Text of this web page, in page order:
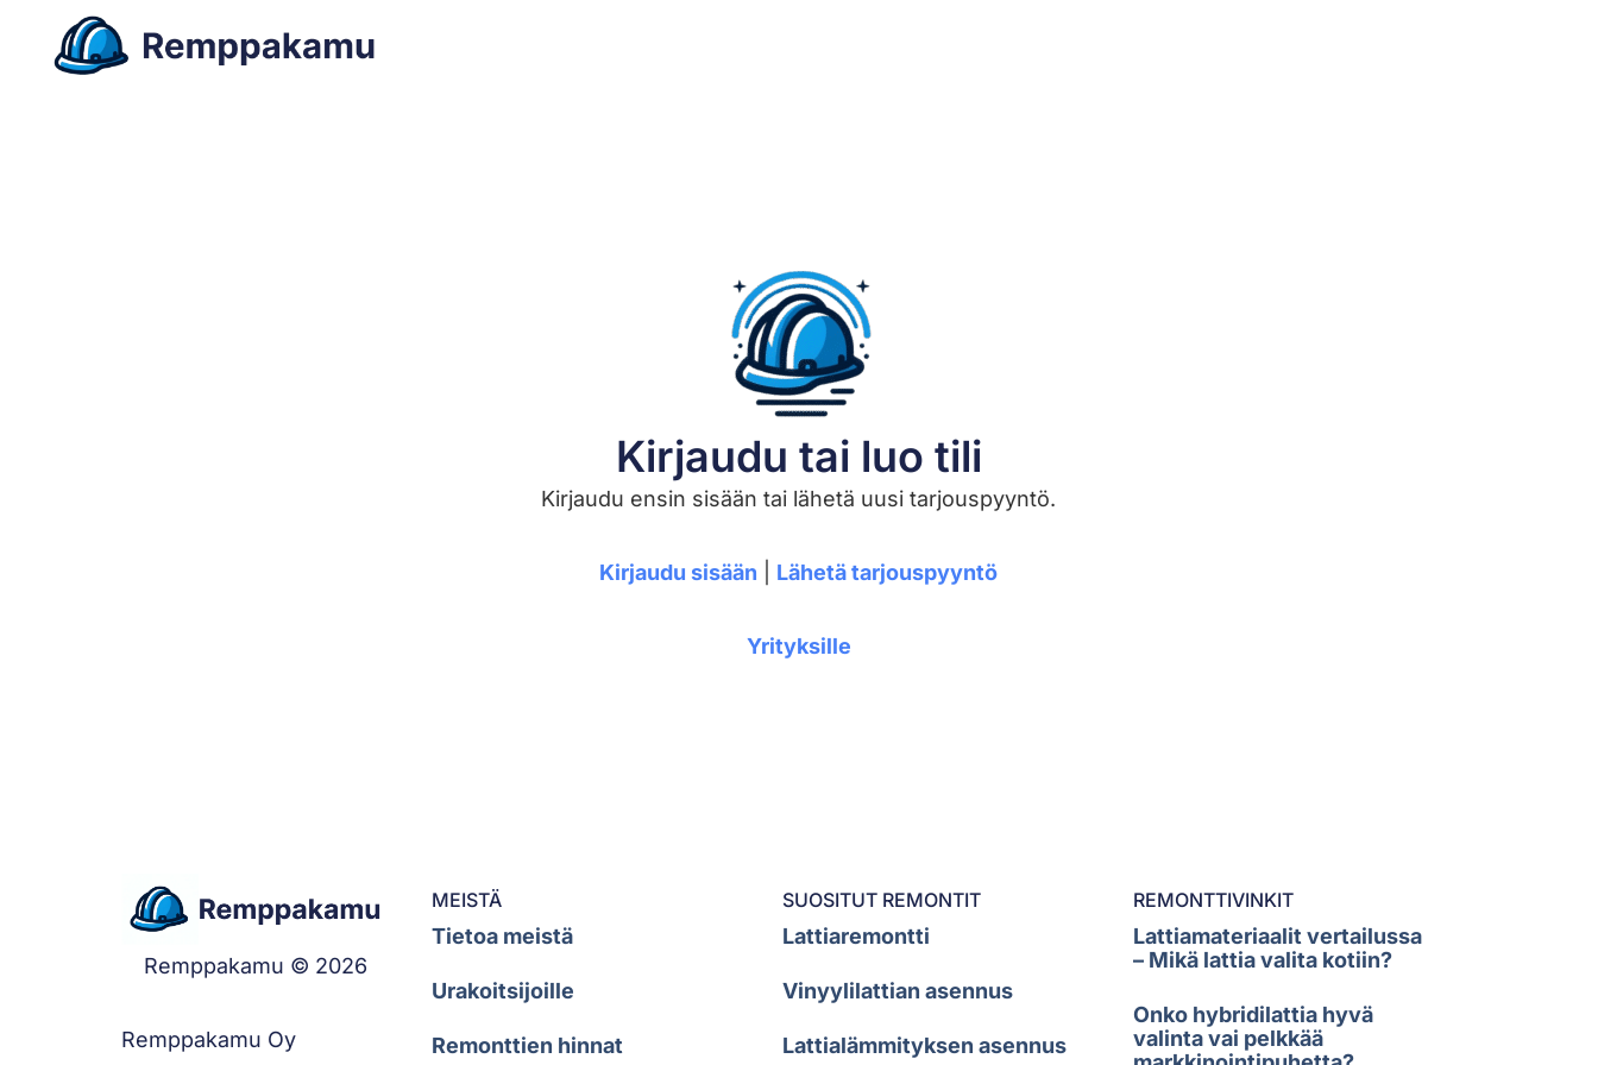
Kirjaudu tai luo tili
Kirjaudu ensin sisään tai lähetä uusi tarjouspyyntö.
Kirjaudu sisään Lähetä tarjouspyyntö
Yrityksille
Remppakamu © 2026
Remppakamu Oy
MEISTÄ
Tietoa meistä
Urakoitsijoille
Remonttien hinnat
SUOSITUT REMONTIT
Lattiaremontti
Vinyylilattian asennus
Lattialämmityksen asennus
REMONTTIVINKIT
Lattiamateriaalit vertailussa
– Mikä lattia valita kotiin?
Onko hybridilattia hyvä
valinta vai pelkkää